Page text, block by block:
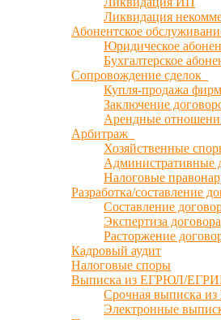
Ликвидация
Абонентское
Юридическое
Бухгалтерское
Сопровождение сделок
Купля-продажа
Заключение
Арендные
Арбитраж
Хозяйственные
Административные
Налоговые
Разработка/составление
Составление
Экспертиза договора
Расторжение
Кадровый аудит
Налоговые споры
Выписка из ЕГРЮЛ/
Срочная выписка
Электронные